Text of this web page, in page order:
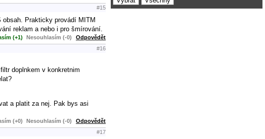
#15
Prakticky provádí MITM
reklam a nebo i pro šmírování.
(+1) Nesouhlasím (-0) Odpovědět
#16
doplnkem v konkretnim
a platit za nej. Pak bys asi
(+0) Nesouhlasím (-0) Odpovědět
#17